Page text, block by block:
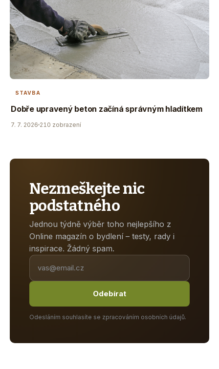
STAVBA
Dobře upravený beton začíná správným hladítkem
7. 7. 2026 210 zobrazení
Nezmeškejte nic
podstatného
Jednou týdně výběr toho nejlepšího z
Online magazín o bydlení – testy, rady i
inspirace. Žádný spam.
Odebírat
Odesláním souhlasíte se zpracováním osobních údajů.